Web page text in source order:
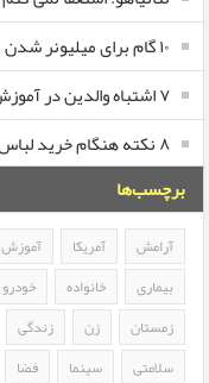
۱۰ گام برای میلیونر شدن
۷ اشتباه والدین در آموزش مسائل مالی به کودکان
۸ نکته هنگام خرید لباس
برچسب‌ها
آرامش آمریکا آموزش
بیماری
خانواده خودرو
زمستان
زن زندگی
سلامتی
سینما فضا